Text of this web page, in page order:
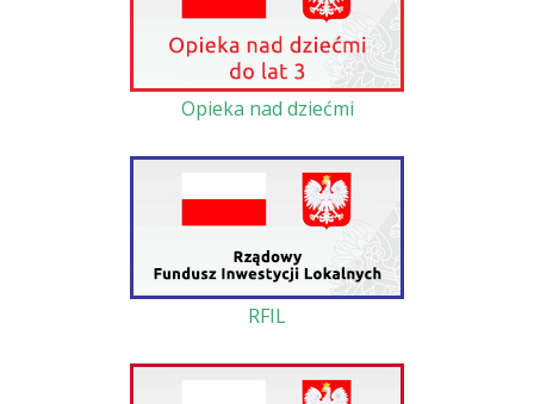
Opieka nad dziećmi
RFIL